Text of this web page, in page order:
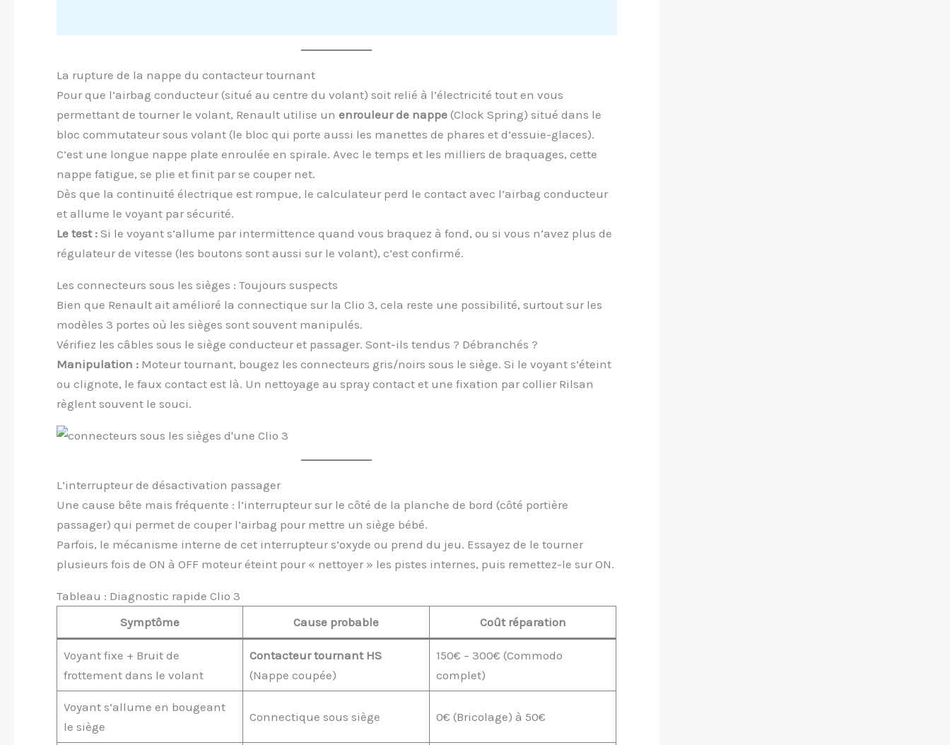
La rupture de la nappe du contacteur tournant
Pour que l’airbag conducteur (situé au centre du volant) soit relié à l’électricité tout en vous
permettant de tourner le volant, Renault utilise un enrouleur de nappe (Clock Spring) situé dans le
bloc commutateur sous volant (le bloc qui porte aussi les manettes de phares et d’essuie-glaces).
C’est une longue nappe plate enroulée en spirale. Avec le temps et les milliers de braquages, cette
nappe fatigue, se plie et finit par se couper net.
Dès que la continuité électrique est rompue, le calculateur perd le contact avec l’airbag conducteur
et allume le voyant par sécurité.
Le test : Si le voyant s’allume par intermittence quand vous braquez à fond, ou si vous n’avez plus de
régulateur de vitesse (les boutons sont aussi sur le volant), c’est confirmé.
Les connecteurs sous les sièges : Toujours suspects
Bien que Renault ait amélioré la connectique sur la Clio 3, cela reste une possibilité, surtout sur les
modèles 3 portes où les sièges sont souvent manipulés.
Vérifiez les câbles sous le siège conducteur et passager. Sont-ils tendus ? Débranchés ?
Manipulation : Moteur tournant, bougez les connecteurs gris/noirs sous le siège. Si le voyant s’éteint
ou clignote, le faux contact est là. Un nettoyage au spray contact et une fixation par collier Rilsan
règlent souvent le souci.
L’interrupteur de désactivation passager
Une cause bête mais fréquente : l’interrupteur sur le côté de la planche de bord (côté portière
passager) qui permet de couper l’airbag pour mettre un siège bébé.
Parfois, le mécanisme interne de cet interrupteur s’oxyde ou prend du jeu. Essayez de le tourner
plusieurs fois de ON à OFF moteur éteint pour « nettoyer » les pistes internes, puis remettez-le sur ON.
Tableau : Diagnostic rapide Clio 3
Symptôme
Cause probable Coût réparation
Voyant fixe + Bruit de
frottement dans le volant
Contacteur tournant HS
(Nappe coupée)
150€ – 300€ (Commodo
complet)
Voyant s’allume en bougeant
le siège
Connectique sous siège 0€ (Bricolage) à 50€